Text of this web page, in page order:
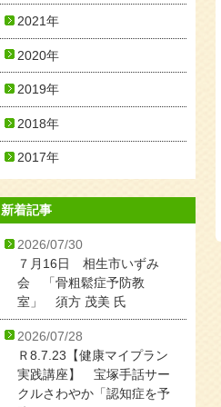
2021年
2020年
2019年
2018年
2017年
新着記事
2026/07/30
７月16日 相生市いずみ
会 「骨粗鬆症予防教
室」 須方 茂美 氏
2026/07/28
Ｒ8.7.23【健康マイプラン
実践講座】 宝塚手話サー
クルさわやか「認知症を予